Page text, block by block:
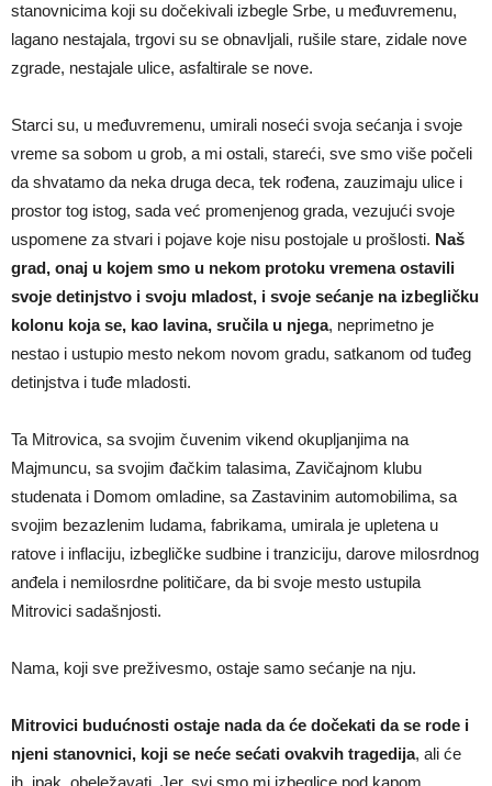
stanovnicima koji su dočekivali izbegle Srbe, u međuvremenu,
lagano nestajala, trgovi su se obnavljali, rušile stare, zidale nove
zgrade, nestajale ulice, asfaltirale se nove.
Starci su, u međuvremenu, umirali noseći svoja sećanja i svoje
vreme sa sobom u grob, a mi ostali, stareći, sve smo više počeli
da shvatamo da neka druga deca, tek rođena, zauzimaju ulice i
prostor tog istog, sada već promenjenog grada, vezujući svoje
uspomene za stvari i pojave koje nisu postojale u prošlosti. Naš
grad, onaj u kojem smo u nekom protoku vremena ostavili
svoje detinjstvo i svoju mladost, i svoje sećanje na izbegličku
kolonu koja se, kao lavina, sručila u njega, neprimetno je
nestao i ustupio mesto nekom novom gradu, satkanom od tuđeg
detinjstva i tuđe mladosti.
Ta Mitrovica, sa svojim čuvenim vikend okupljanjima na
Majmuncu, sa svojim đačkim talasima, Zavičajnom klubu
studenata i Domom omladine, sa Zastavinim automobilima, sa
svojim bezazlenim ludama, fabrikama, umirala je upletena u
ratove i inflaciju, izbegličke sudbine i tranziciju, darove milosrdnog
anđela i nemilosrdne političare, da bi svoje mesto ustupila
Mitrovici sadašnjosti.
Nama, koji sve preživesmo, ostaje samo sećanje na nju.
Mitrovici budućnosti ostaje nada da će dočekati da se rode i
njeni stanovnici, koji se neće sećati ovakvih tragedija, ali će